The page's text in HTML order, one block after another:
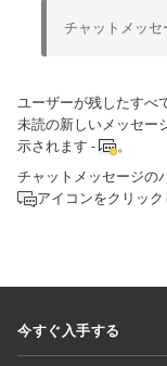
チャットメッセ
ユーザーが残したすべ
未読の新しいメッセー
示されます -
。
チャットメッセージの
アイコンをクリック
今すぐ入手する